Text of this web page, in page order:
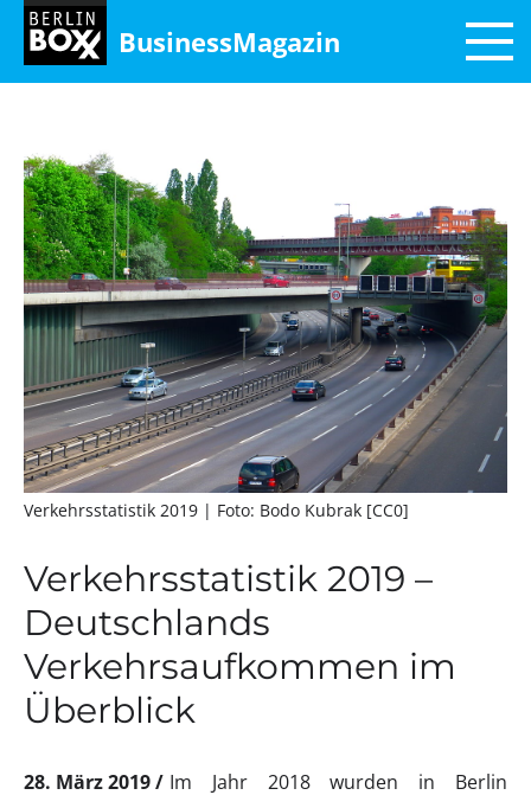
BusinessMagazin
Verkehrsstatistik 2019 | Foto: Bodo Kubrak [CC0]
Verkehrsstatistik 2019 –
Deutschlands
Verkehrsaufkommen im
Überblick
28. März 2019
Im Jahr 2018 wurden in Berlin